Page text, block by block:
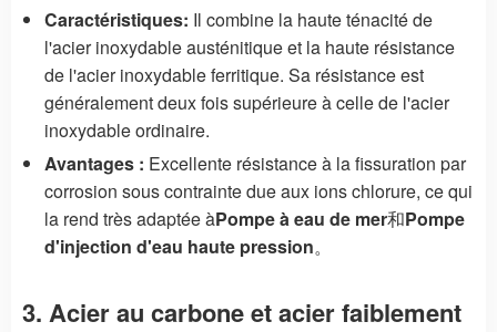
Caractéristiques: Il combine la haute ténacité de
l'acier inoxydable austénitique et la haute résistance
de l'acier inoxydable ferritique. Sa résistance est
généralement deux fois supérieure à celle de l'acier
inoxydable ordinaire.
Avantages : Excellente résistance à la fissuration par
corrosion sous contrainte due aux ions chlorure, ce qui
la rend très adaptée àPompe à eau de mer和Pompe
d'injection d'eau haute pression。
3. Acier au carbone et acier faiblement